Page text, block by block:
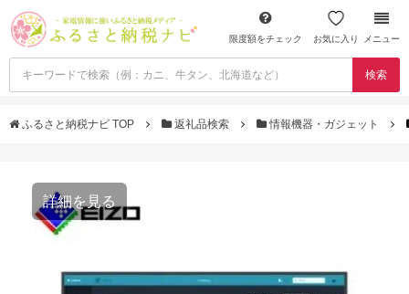
限度額をチェック お気に入り メニュー
検索
ふるさと納税ナビ TOP 返礼品検索 情報機器・ガジェット
詳細を見る